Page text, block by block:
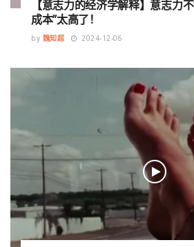
【意志力的经济学解释】意志力
成本”太高了！
by 魏知超 2024-12-06